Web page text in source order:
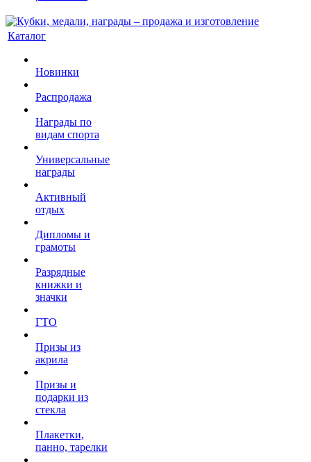
Каталог
Новинки
Распродажа
Награды по
видам спорта
Универсальные
награды
Активный
отдых
Дипломы и
грамоты
Разрядные
книжки и
значки
ГТО
Призы из
акрила
Призы и
подарки из
стекла
Плакетки,
панно, тарелки